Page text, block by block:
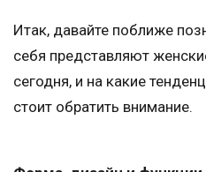
Итак, давайте поближе
себя представляют
сегодня, и на какие
стоит обратить внимание.